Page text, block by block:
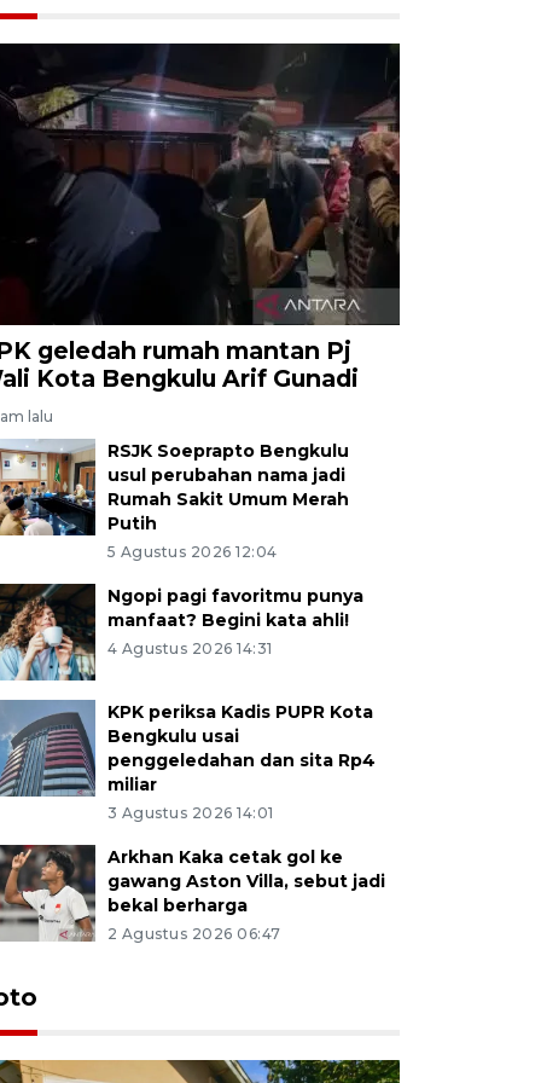
geledah rumah mantan Pj
Kota Bengkulu Arif Gunadi
lalu
RSJK Soeprapto Bengkulu
usul perubahan nama jadi
Rumah Sakit Umum Merah
Putih
5 Agustus 2026 12:04
Ngopi pagi favoritmu punya
manfaat? Begini kata ahli!
4 Agustus 2026 14:31
KPK periksa Kadis PUPR Kota
Bengkulu usai
penggeledahan dan sita Rp4
miliar
3 Agustus 2026 14:01
Arkhan Kaka cetak gol ke
gawang Aston Villa, sebut jadi
bekal berharga
2 Agustus 2026 06:47